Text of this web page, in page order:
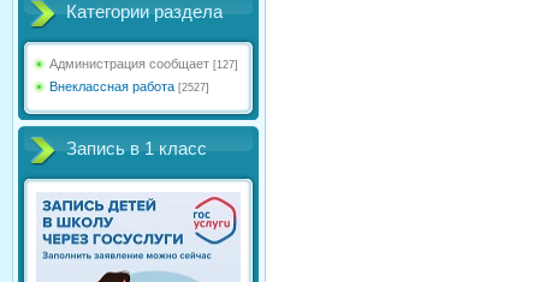
Категории раздела
Администрация сообщает [127]
Внеклассная работа [2527]
Запись в 1 класс